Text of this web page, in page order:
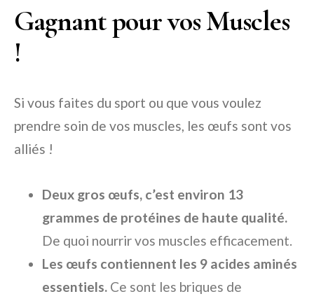
Gagnant pour vos Muscles
!
Si vous faites du sport ou que vous voulez
prendre soin de vos muscles, les œufs sont vos
alliés !
Deux gros œufs, c’est environ 13
grammes de protéines de haute qualité.
De quoi nourrir vos muscles efficacement.
Les œufs contiennent les 9 acides aminés
essentiels. Ce sont les briques de